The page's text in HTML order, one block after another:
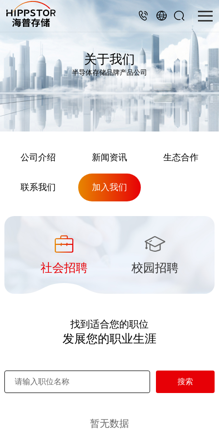
关于我们
半导体存储品牌产品公司
公司介绍 新闻资讯 生态合作
联系我们 加入我们
社会招聘 校园招聘
找到适合您的职位
发展您的职业生涯
搜索
暂无数据